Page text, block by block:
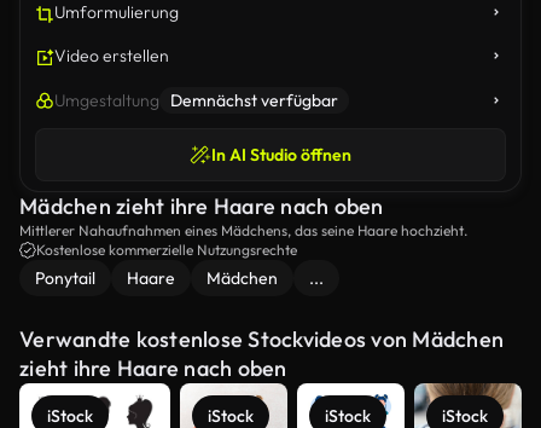
Umformulierung
Video erstellen
Umgestaltung Demnächst verfügbar
In AI Studio öffnen
Mädchen zieht ihre Haare nach oben
Mittlerer Nahaufnahmen eines Mädchens, das seine Haare hochzieht.
Kostenlose kommerzielle Nutzungsrechte
Ponytail Haare Mädchen ...
Verwandte kostenlose Stockvideos von Mädchen
zieht ihre Haare nach oben
iStock iStock iStock iStock